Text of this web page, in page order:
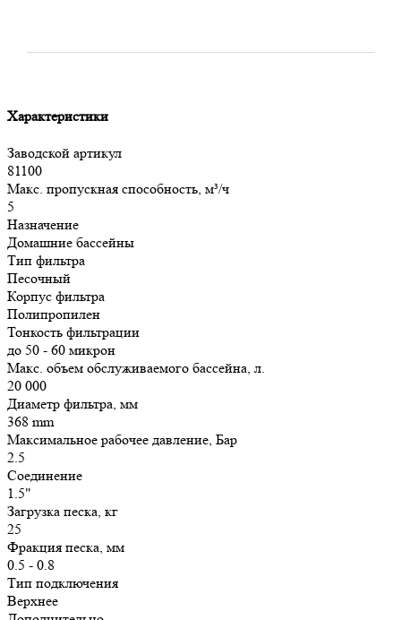
Характеристики
Заводской артикул
81100
Макс. пропускная способность, м³/ч
5
Назначение
Домашние бассейны
Тип фильтра
Песочный
Корпус фильтра
Полипропилен
Тонкость фильтрации
до 50 - 60 микрон
Макс. объем обслуживаемого бассейна, л.
20 000
Диаметр фильтра, мм
368 mm
Максимальное рабочее давление, Бар
2.5
Соединение
1.5"
Загрузка песка, кг
25
Фракция песка, мм
0.5 - 0.8
Тип подключения
Верхнее